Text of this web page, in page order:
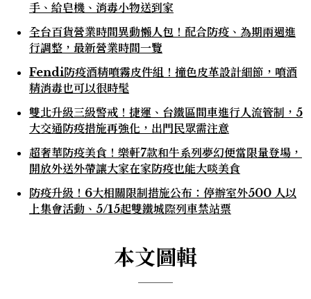
手、給皂機、消毒小物送到家
全台百貨營業時間異動懶人包！配合防疫、為期兩週進
行調整，最新營業時間一覽
Fendi防疫酒精噴霧皮件組！撞色皮革設計細節，噴酒
精消毒也可以很時髦
雙北升級三級警戒！捷運、台鐵區間車進行人流管制，5
大交通防疫措施再強化，出門民眾需注意
超奢華防疫美食！樂軒7款和牛系列夢幻便當限量登場，
開放外送外帶讓大家在家防疫也能大啖美食
防疫升級！6大相關限制措施公布：停辦室外500 人以
上集會活動、5/15起雙鐵城際列車禁站票
本文圖輯